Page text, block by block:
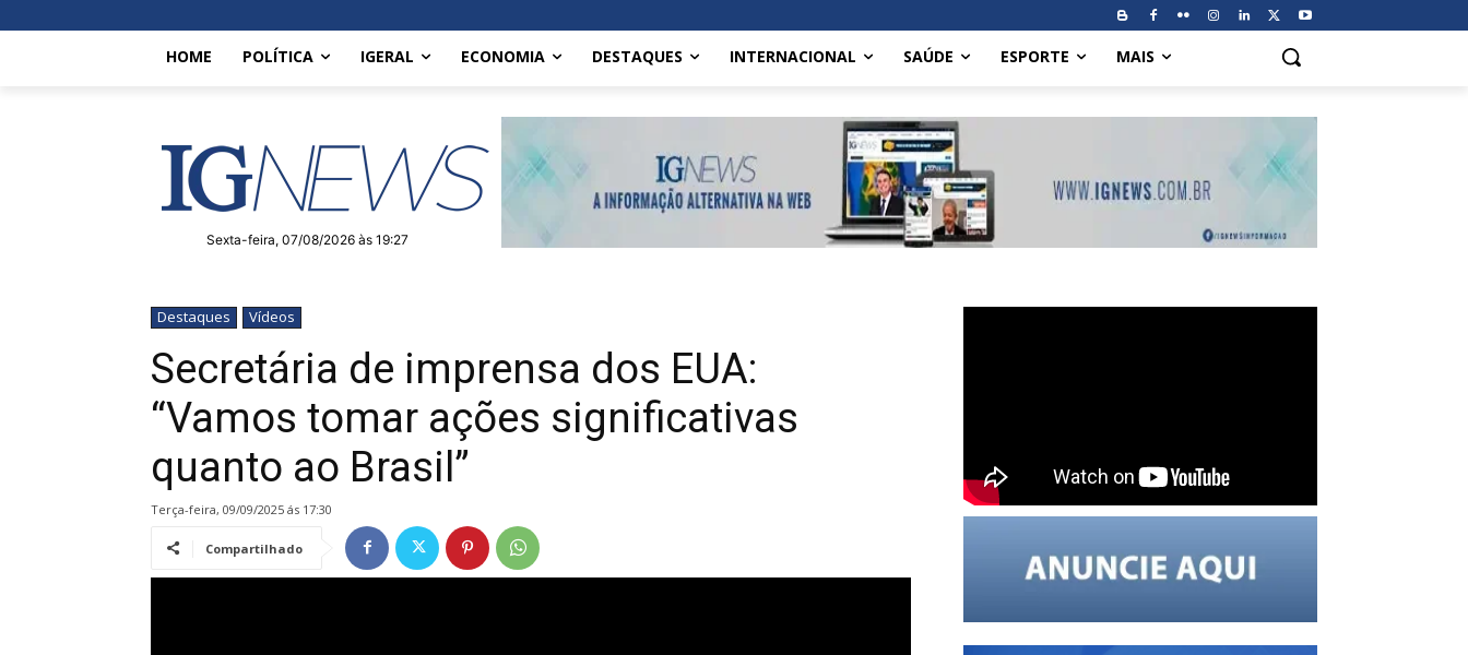
HOME POLÍTICA IGERAL ECONOMIA DESTAQUES INTERNACIONAL SAÚDE ESPORTE MAIS
Sexta-feira, 07/08/2026 às 19:27
Destaques Vídeos
Secretária de imprensa dos EUA:
“Vamos tomar ações significativas
quanto ao Brasil”
terça-feira, 09/09/2025 ás 17:30
Compartilhado